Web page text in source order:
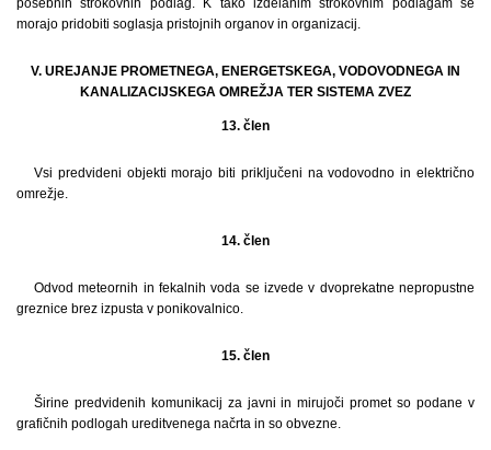
morajo pridobiti soglasja pristojnih organov in organizacij.
V. UREJANJE PROMETNEGA, ENERGETSKEGA, VODOVODNEGA IN
KANALIZACIJSKEGA OMREŽJA TER SISTEMA ZVEZ
13. člen
Vsi predvideni objekti morajo biti priključeni na vodovodno in električno
omrežje.
14. člen
Odvod meteornih in fekalnih voda se izvede v dvoprekatne nepropustne
greznice brez izpusta v ponikovalnico.
15. člen
Širine predvidenih komunikacij za javni in mirujoči promet so podane v
grafičnih podlogah ureditvenega načrta in so obvezne.